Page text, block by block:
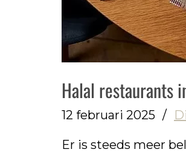
Halal restaurants
12 februari 2025 /
Er is steeds meer